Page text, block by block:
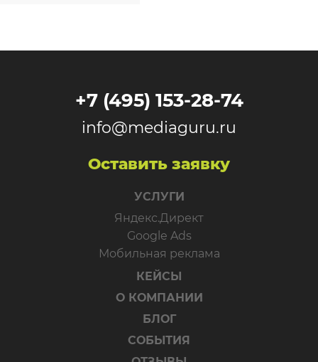
+7 (495) 153-28-74
info@mediaguru.ru
Оставить заявку
УСЛУГИ
Яндекс.Директ
Google Ads
Мобильная реклама
КЕЙСЫ
О КОМПАНИИ
БЛОГ
СОБЫТИЯ